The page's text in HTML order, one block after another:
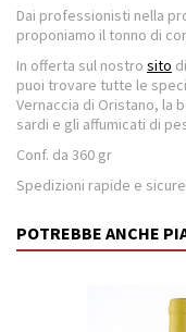
Dai professionisti nella
proponiamo il tonno di
In offerta sul nostro sito di
puoi trovare tutte le
Vernaccia di Oristano, la
sardi e gli affumicati di
Conf. da 360 gr
Spedizioni rapide e sicure
POTREBBE ANCHE